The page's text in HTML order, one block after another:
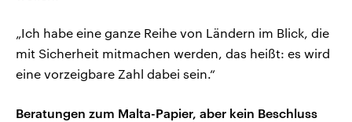
„Ich habe eine ganze Reihe von Ländern im Blick, die
mit Sicherheit mitmachen werden, das heißt: es wird
eine vorzeigbare Zahl dabei sein.“
Beratungen zum Malta-Papier, aber kein Beschluss